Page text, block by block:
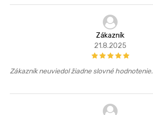
Zákazník
21.8.2025
Zákazník neuviedol žiadne slovné hodnotenie.